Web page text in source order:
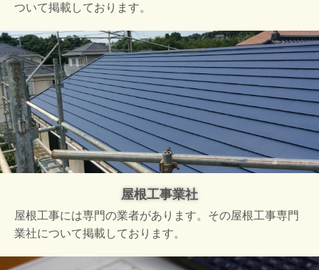
ついて掲載しております。
屋根工事業社
屋根工事には専門の業者があります。その屋根工事専門
業社について掲載しております。